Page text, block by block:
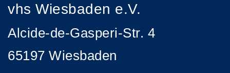
vhs Wiesbaden e.V.
Alcide-de-Gasperi-Str. 4
65197 Wiesbaden